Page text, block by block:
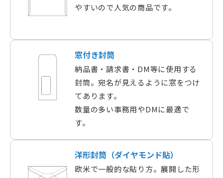
やすいので人気の商品です。
窓付き封筒
納品書・請求書・DM等に使用する
封筒。宛名が見えるように窓をつけ
てあります。
数量の多い事務用やDMに最適で
す。
洋形封筒（ダイヤモンド貼）
欧米で一般的な貼り方。展開した形